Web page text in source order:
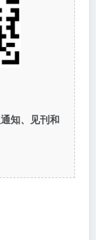
知、见刊和